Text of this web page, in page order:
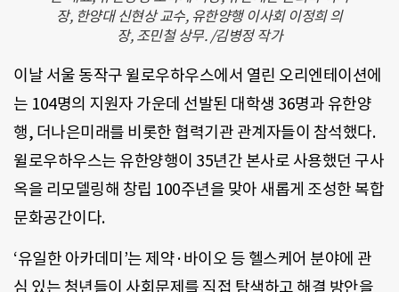
장, 한양대 신현상 교수, 유한양행 이사회 이정희 의
장, 조민철 상무. /김병정 작가
이날 서울 동작구 윌로우하우스에서 열린 오리엔테이션에
는 104명의 지원자 가운데 선발된 대학생 36명과 유한양
행, 더나은미래를 비롯한 협력기관 관계자들이 참석했다.
윌로우하우스는 유한양행이 35년간 본사로 사용했던 구사
옥을 리모델링해 창립 100주년을 맞아 새롭게 조성한 복합
문화공간이다.
‘유일한 아카데미’는 제약·바이오 등 헬스케어 분야에 관
심 있는 청년들이 사회문제를 직접 탐색하고 해결 방안을